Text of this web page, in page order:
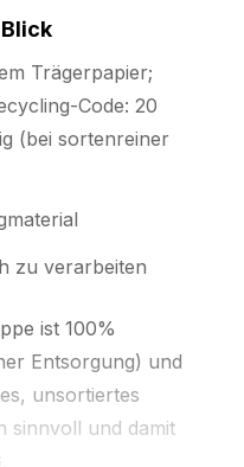
Trägerpapier;
Code: 20
(bei sortenreiner
zu verarbeiten
ist 100%
Entsorgung) und
unsortiertes
sinnvoll und damit